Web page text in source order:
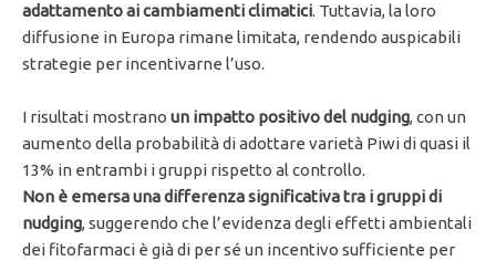
adattamento ai cambiamenti climatici. Tuttavia, la loro
diffusione in Europa rimane limitata, rendendo auspicabili
strategie per incentivarne l’uso.
I risultati mostrano un impatto positivo del nudging, con un
aumento della probabilità di adottare varietà Piwi di quasi il
13% in entrambi i gruppi rispetto al controllo.
Non è emersa una differenza significativa tra i gruppi di
nudging, suggerendo che l’evidenza degli effetti ambientali
dei fitofarmaci è già di per sé un incentivo sufficiente per